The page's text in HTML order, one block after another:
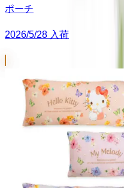
ポーチ
2026/5/28 入荷